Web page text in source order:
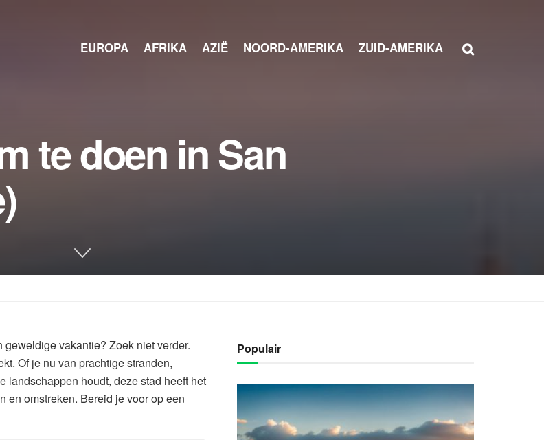
EUROPA AFRIKA AZIË NOORD-AMERIKA ZUID-AMERIKA
te doen in San
geweldige vakantie? Zoek niet verder.
Of je nu van prachtige stranden,
landschappen houdt, deze stad heeft het
en omstreken. Bereid je voor op een
Populair